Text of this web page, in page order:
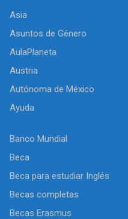
Asia
Asuntos de Género
AulaPlaneta
Austria
Autónoma de México
Ayuda
Banco Mundial
Beca
Beca para estudiar Inglés
Becas completas
Becas Erasmus